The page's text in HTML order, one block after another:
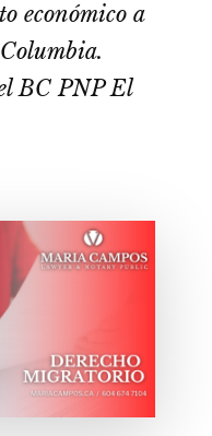
económico a
BC PNP El